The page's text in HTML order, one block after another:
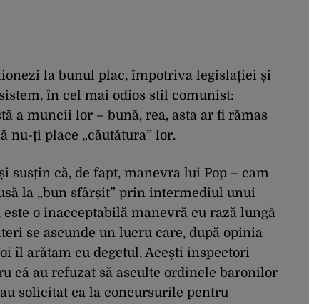
la bunul plac, împotriva legislației și
în cel mai odios stil comunist:
a muncii lor – bună, rea, asta ar fi rămas
nu-ți place „căutătura” lor.
susțin că, de fapt, manevra lui Pop – cam
la „bun sfârșit” prin intermediul unui
o inacceptabilă manevră cu rază lungă
se ascunde un lucru care, după opinia
îl arătam cu degetul. Acești inspectori
că au refuzat să asculte ordinele baronilor
solicitat ca la concursurile pentru